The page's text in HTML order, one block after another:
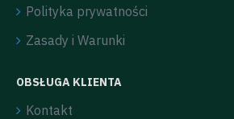
Polityka prywatności
Zasady i Warunki
OBSŁUGA KLIENTA
Kontakt